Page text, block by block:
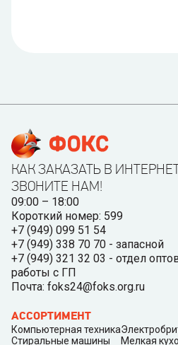
КАК ЗАКАЗАТЬ В
ЗВОНИТЕ НАМ!
09:00 – 18:00
Короткий номер: 599
+7 (949) 099 51 54
+7 (949) 338 70 70 - запасной
+7 (949) 321 32 03 - отдел
работы с ГП
Почта: foks24@foks.org.ru
АССОРТИМЕНТ
Компьютерная техника
Стиральные машины
Мелкая